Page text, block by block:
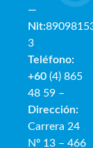
—
Nit:
3
Teléfono:
+60 (4) 865
48 59 –
Dirección:
Carrera 24
Nº 13 – 466